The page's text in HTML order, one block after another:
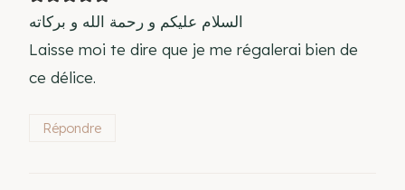
السلام عليكم و رحمة الله و بركاته
Laisse moi te dire que je me régalerai bien de
ce délice.
Répondre